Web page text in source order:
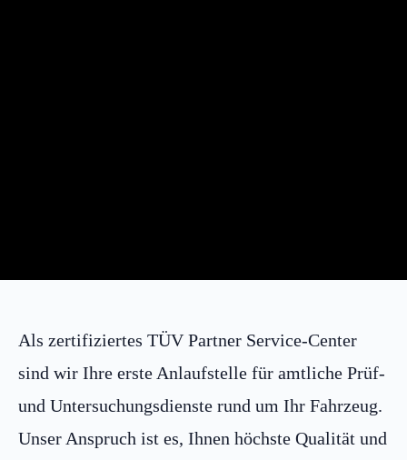
Als zertifiziertes TÜV Partner Service-Center
sind wir Ihre erste Anlaufstelle für amtliche Prüf-
und Untersuchungsdienste rund um Ihr Fahrzeug.
Unser Anspruch ist es, Ihnen höchste Qualität und